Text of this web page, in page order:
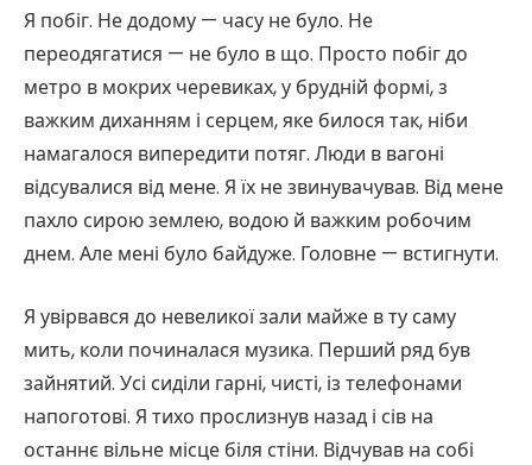
Я побіг. Не додому — часу не було. Не
переодягатися — не було в що. Просто побіг до
метро в мокрих черевиках, у брудній формі, з
важким диханням і серцем, яке билося так, ніби
намагалося випередити потяг. Люди в вагоні
відсувалися від мене. Я їх не звинувачував. Від мене
пахло сирою землею, водою й важким робочим
днем. Але мені було байдуже. Головне — встигнути.
Я увірвався до невеликої зали майже в ту саму
мить, коли починалася музика. Перший ряд був
зайнятий. Усі сиділи гарні, чисті, із телефонами
напоготові. Я тихо прослизнув назад і сів на
останнє вільне місце біля стіни. Відчував на собі